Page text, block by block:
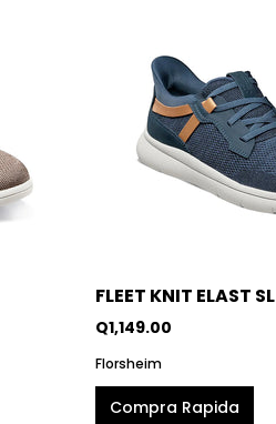
FLEET KNIT ELAST SL
Q1,149.00
Florsheim
Compra Rapida